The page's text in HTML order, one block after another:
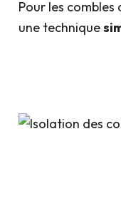
Pour les
une technique